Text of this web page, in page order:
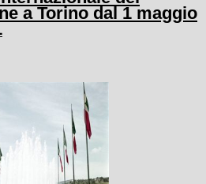
a Torino dal 1 maggio